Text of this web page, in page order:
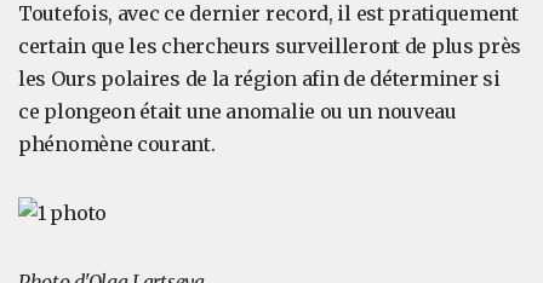
Toutefois, avec ce dernier record, il est pratiquement
certain que les chercheurs surveilleront de plus près
les Ours polaires de la région afin de déterminer si
ce plongeon était une anomalie ou un nouveau
phénomène courant.